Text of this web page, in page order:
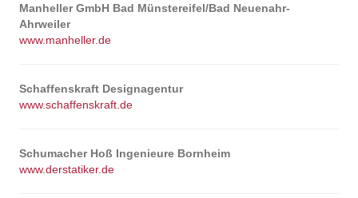
Manheller GmbH Bad Münstereifel/Bad Neuenahr-
Ahrweiler
www.manheller.de
Schaffenskraft Designagentur
www.schaffenskraft.de
Schumacher Hoß Ingenieure Bornheim
www.derstatiker.de